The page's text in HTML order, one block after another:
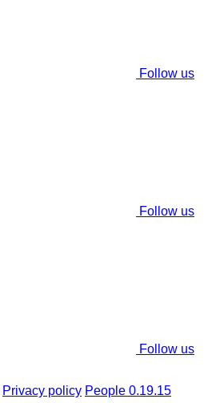
Follow us
Follow us
Follow us
Privacy policy People 0.19.15